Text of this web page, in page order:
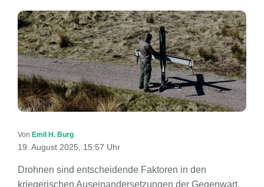
Von Emil H. Burg
19. August 2025, 15:57 Uhr
Drohnen sind entscheidende Faktoren in den
kriegerischen Auseinandersetzungen der Gegenwart.